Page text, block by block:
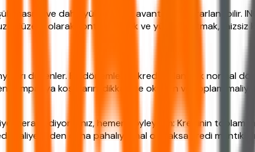
masraf ve daha yüksek limit avantajıyla yararlanabilir.
olarak kontrol etmek ve yüksek tutmak, faizsiz
düzenler. Bu dönemlerde kredi kullanmak normal
kampanya koşullarını dikkatlice okuyun ve toplam
merak ediyorsanız, hemen söyleyelim: Kredinin toplam
daha pahalıya mal olacaksa kredi